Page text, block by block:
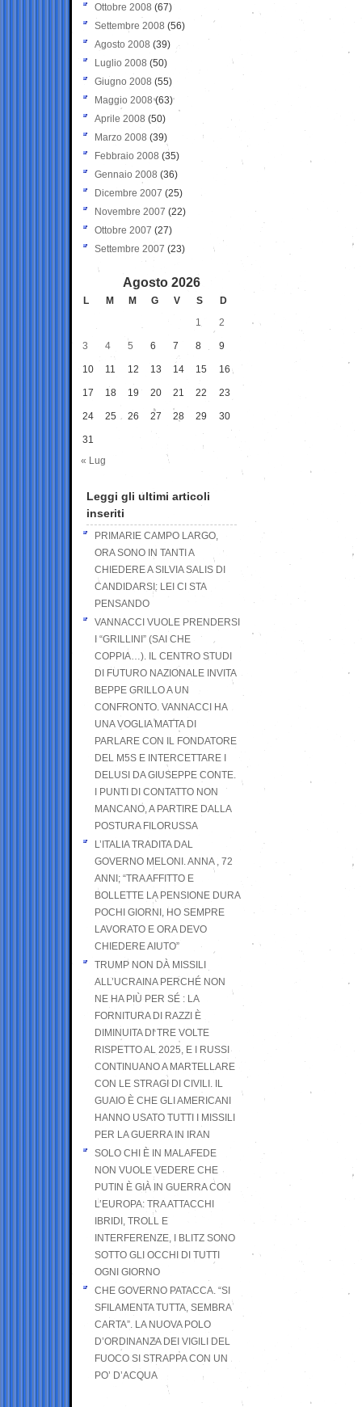
Ottobre 2008 (67)
Settembre 2008 (56)
Agosto 2008 (39)
Luglio 2008 (50)
Giugno 2008 (55)
Maggio 2008(63)
Aprile 2008 (50)
Marzo 2008 (39)
Febbraio 2008 (35)
Gennaio 2008 (36)
Dicembre 2007 (25)
Novembre 2007 (22)
Ottobre 2007 (27)
Settembre 2007 (23)
Agosto 2026
L M M G V S
D
1
2
3 4 5 6 7 8 9
10 11 12 13 14 15 16
17 18 19 20 21 22 23
24 25 26 27 28 29 30
31
« Lug
Leggi gli ultimi articoli
inseriti
PRIMARIE CAMPO LARGO,
ORA SONO IN TANTI A
CHIEDERE A SILVIA SALIS DI
CANDIDARSI: LEI CI STA
PENSANDO
VANNACCI VUOLE PRENDERSI
I “GRILLINI” (SAI CHE
COPPIA…). IL CENTRO STUDI
DI FUTURO NAZIONALE INVITA
BEPPE GRILLO A UN
CONFRONTO. VANNACCI HA
UNA VOGLIA MATTA DI
PARLARE CON IL FONDATORE
DEL M5S E INTERCETTARE I
DELUSI DA GIUSEPPE CONTE.
I PUNTI DI CONTATTO NON
MANCANO, A PARTIRE DALLA
POSTURA FILORUSSA
L’ITALIA TRADITA DAL
GOVERNO MELONI. ANNA , 72
ANNI; “TRA AFFITTO E
BOLLETTE LA PENSIONE DURA
POCHI GIORNI, HO SEMPRE
LAVORATO E ORA DEVO
CHIEDERE AIUTO”
TRUMP NON DÀ MISSILI
ALL’UCRAINA PERCHÉ NON
NE HA PIÙ PER SÉ : LA
FORNITURA DI RAZZI È
DIMINUITA DI TRE VOLTE
RISPETTO AL 2025, E I RUSSI
CONTINUANO A MARTELLARE
CON LE STRAGI DI CIVILI. IL
GUAIO È CHE GLI AMERICANI
HANNO USATO TUTTI I MISSILI
PER LA GUERRA IN IRAN
SOLO CHI È IN MALAFEDE
NON VUOLE VEDERE CHE
PUTIN È GIÀ IN GUERRA CON
L’EUROPA: TRA ATTACCHI
IBRIDI, TROLL E
INTERFERENZE, I BLITZ SONO
SOTTO GLI OCCHI DI TUTTI
OGNI GIORNO
CHE GOVERNO PATACCA. “SI
SFILAMENTA TUTTA, SEMBRA
CARTA”. LA NUOVA POLO
D’ORDINANZA DEI VIGILI DEL
FUOCO SI STRAPPA CON UN
PO’ D’ACQUA